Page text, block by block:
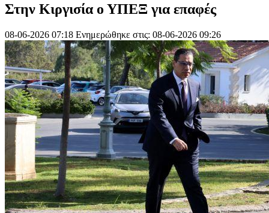
Στην Κιργισία ο ΥΠΕΞ για επαφές
08-06-2026 07:18 Ενημερώθηκε στις: 08-06-2026 09:26